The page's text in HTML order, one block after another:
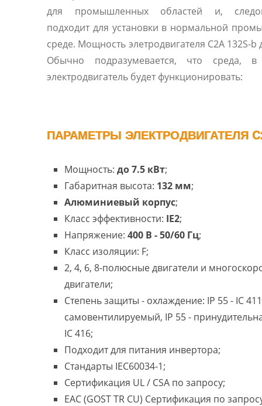
для промышленных областей и,
подходит для установки в нормальной
среде. Мощность элетродвигателя C2A 132S-b
Обычно подразумевается, что среда, в
электродвигатель будет функционировать:
ПАРАМЕТРЫ ЭЛЕКТРОДВИГАТЕЛЯ
Мощность: до 7.5 кВт;
Габаритная высота: 132 мм;
Алюминиевый корпус;
Класс эффективности: IE2;
Напряжение: 400 В - 50/60 Гц;
Класс изоляции: F;
2, 4, 6, 8-полюсные двигатели и
двигатели;
Степень защиты - охлаждение: IP 55 - IC 411
самовентилируемый, IP 55 -
IC 416;
Подходит для питания инвертора;
Стандарты IEC60034-1;
Сертификация UL / CSA по запросу;
EAC (GOST TR CU) Сертификация по